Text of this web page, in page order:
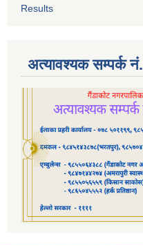
Results
अत्यावश्यक सम्पर्क नं.